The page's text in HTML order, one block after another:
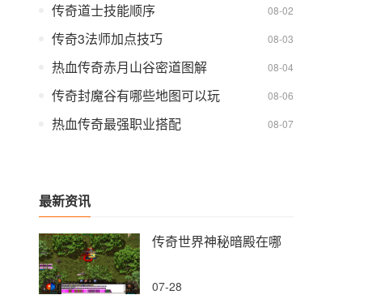
传奇道士技能顺序 08-02
传奇3法师加点技巧 08-03
热血传奇赤月山谷密道图解 08-04
传奇封魔谷有哪些地图可以玩 08-06
热血传奇最强职业搭配 08-07
最新资讯
传奇世界神秘暗殿在哪
07-28